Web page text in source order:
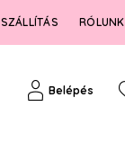
SZÁLLÍTÁS RÓLUNK
Belépés